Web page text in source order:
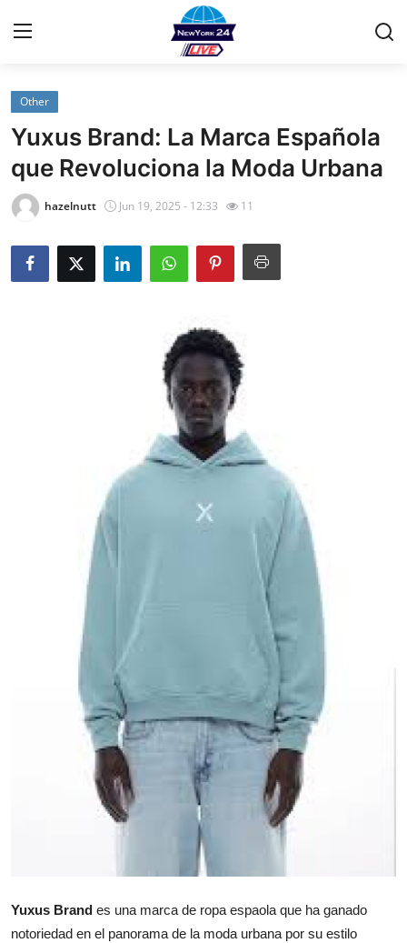
Home
Contact
Privacy Policy
About
Support Number
Real Estate
Press Release
Other
Yuxus Brand: La Marca Española
que Revoluciona la Moda Urbana
hazelnutt Jun 19, 2025 - 12:33 11
Yuxus Brand es una marca de ropa espaola que ha ganado
notoriedad en el panorama de la moda urbana por su estilo